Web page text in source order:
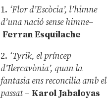
1. ‘Flor d’Escòcia’, l’himne
d’una nació sense himne–
Ferran Esquilache
2. ‘Tyrik, el príncep
d’Ilercavònia’, quan la
fantasia ens reconcilia amb el
passat– Karol Jabaloyas